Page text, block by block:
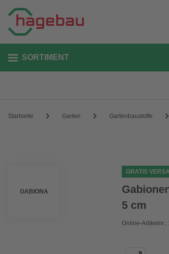
SORTIMENT
Startseite Garten Gartenbaustoffe
GABIONA
GRATIS
5 cm
Online-Artikelnr.: